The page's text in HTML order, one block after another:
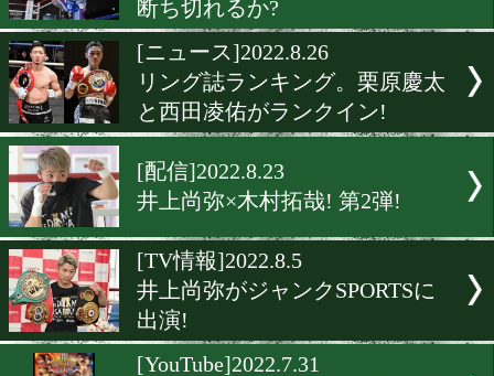
戦はどっちがいい?
[SQ1]2022.8.28
ドキュメンタリー「Square
[世界戦]2022.8.27
田中教仁は60年続く負の記
断ち切れるか?
[ニュース]2022.8.26
リング誌ランキング。栗原